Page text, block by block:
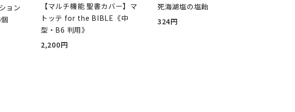
ョン
【マルチ機能 聖書カバー】マ
トッテ for the BIBLE《中
型・B6 判用》
2,200円
死海湖塩の塩飴
324円